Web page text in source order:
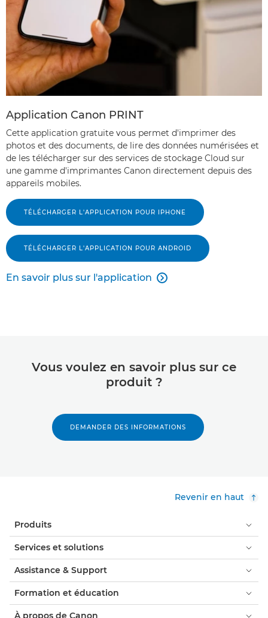
Application Canon PRINT
Cette application gratuite vous permet d'imprimer des
photos et des documents, de lire des données numérisées et
de les télécharger sur des services de stockage Cloud sur
une gamme d'imprimantes Canon directement depuis des
appareils mobiles.
TÉLÉCHARGER L'APPLICATION POUR IPHONE
TÉLÉCHARGER L'APPLICATION POUR ANDROID
En savoir plus sur l'application 
Vous voulez en savoir plus sur ce
produit ?
DEMANDER DES INFORMATIONS
Revenir en haut
Produits
Services et solutions
Assistance & Support
Formation et éducation
À propos de Canon